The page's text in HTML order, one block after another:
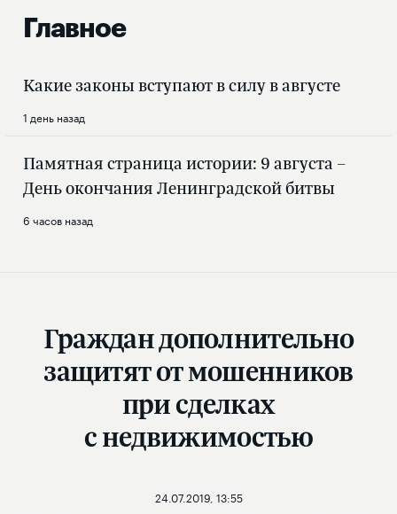
Главное
Какие законы вступают в силу в августе
1 день назад
Памятная страница истории: 9 августа –
День окончания Ленинградской битвы
6 часов назад
Граждан дополнительно
защитят от мошенников
при сделках
с недвижимостью
24.07.2019, 13:55